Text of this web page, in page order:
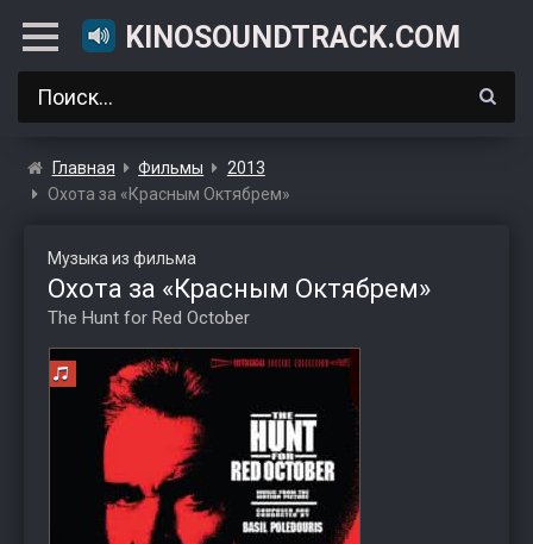
KINOSOUNDTRACK.COM
Главная Фильмы
2013
Охота за «Красным Октябрем»
Музыка из фильма
Охота за «Красным Октябрем»
The Hunt for Red October